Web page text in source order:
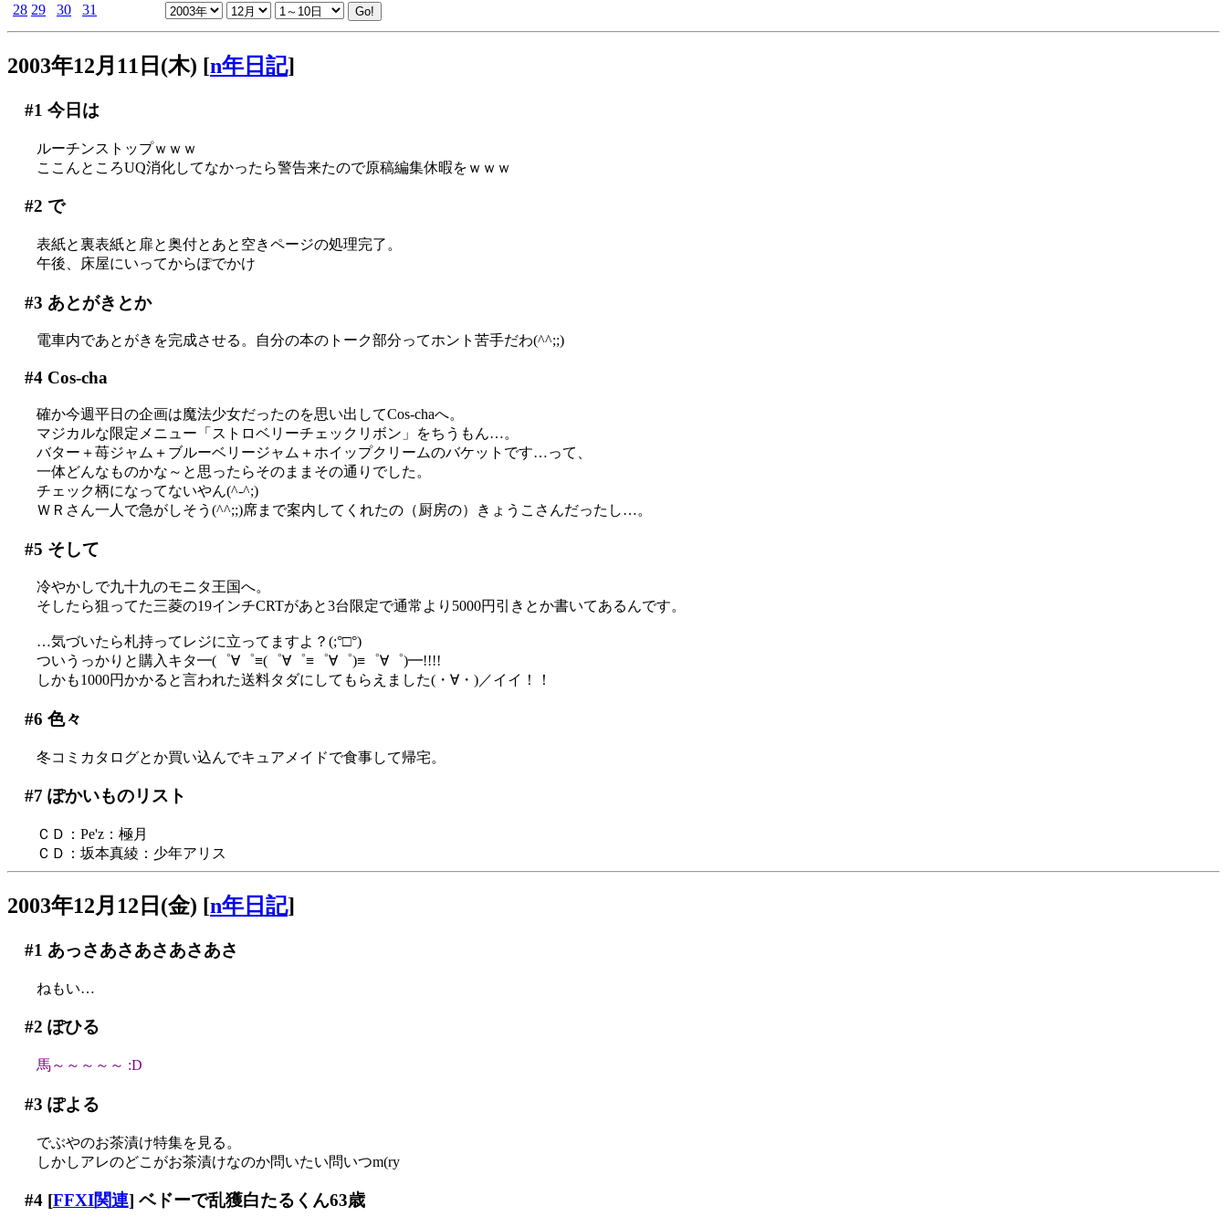
28 29 30 31
2003年12月11日(木) [n年日記]
#1 今日は
ルーチンストップｗｗｗ
ここんところUQ消化してなかったら警告来たので原稿編集休暇をｗｗｗ
#2 で
表紙と裏表紙と扉と奥付とあと空きページの処理完了。
午後、床屋にいってからぽでかけ
#3 あとがきとか
電車内であとがきを完成させる。自分の本のトーク部分ってホント苦手だわ(^^;;)
#4Cos-cha
確か今週平日の企画は魔法少女だったのを思い出してCos-chaへ。
マジカルな限定メニュー「ストロベリーチェックリボン」をちうもん…。
バター＋苺ジャム＋ブルーベリージャム＋ホイップクリームのバケットです…って、
一体どんなものかな～と思ったらそのままその通りでした。
チェック柄になってないやん(^-^;)
ＷＲさん一人で急がしそう(^^;;)席まで案内してくれたの（厨房の）きょうこさんだったし…。
#5 そして
冷やかしで九十九のモニタ王国へ。
そしたら狙ってた三菱の19インチCRTがあと3台限定で通常より5000円引きとか書いてあるんです。
…気づいたら札持ってレジに立ってますよ？(;°□°)
ついうっかりと購入キタ━(゜∀゜≡(゜∀゜≡゜∀゜)≡゜∀゜)━!!!!
しかも1000円かかると言われた送料タダにしてもらえました(・∀・)／イイ！！
#6 色々
冬コミカタログとか買い込んでキュアメイドで食事して帰宅。
#7 ぽかいものリスト
ＣＤ：Pe'z：極月
ＣＤ：坂本真綾：少年アリス
2003年12月12日(金) [n年日記]
#1 あっさあさあさあさあさ
ねもい…
#2 ぽひる
馬～～～～～ :D
#3 ぽよる
でぶやのお茶漬け特集を見る。
しかしアレのどこがお茶漬けなのか問いたい問いつm(ry
#4[FFXI関連] ベドーで乱獲白たるくん63歳